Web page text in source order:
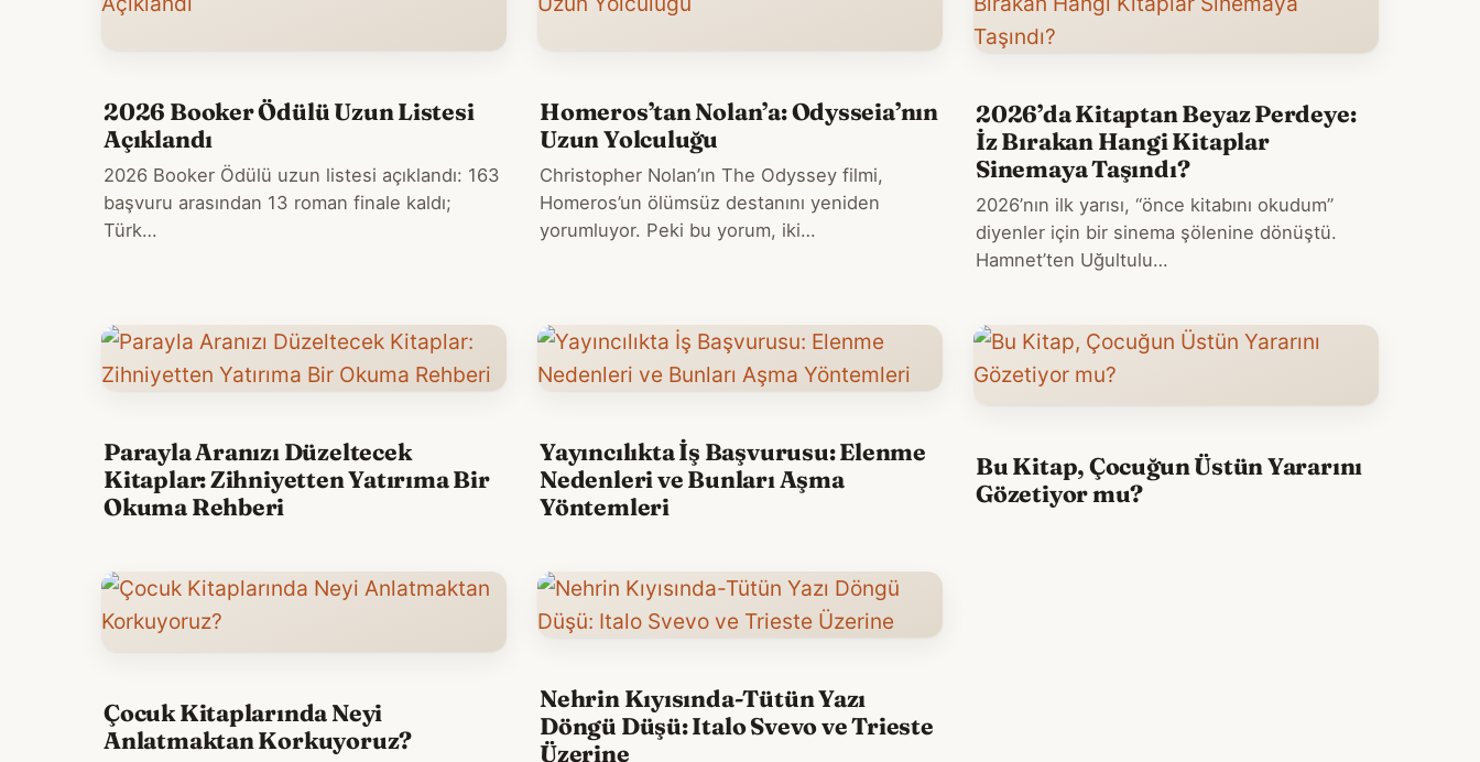
2026 Booker Ödülü Uzun Listesi
Açıklandı
2026 Booker Ödülü uzun listesi açıklandı: 163
başvuru arasından 13 roman finale kaldı;
Türk…
Homeros’tan Nolan’a: Odysseia’nın
Uzun Yolculuğu
Christopher Nolan’ın The Odyssey filmi,
Homeros’un ölümsüz destanını yeniden
yorumluyor. Peki bu yorum, iki…
2026’da Kitaptan Beyaz Perdeye:
İz Bırakan Hangi Kitaplar
Sinemaya Taşındı?
2026’nın ilk yarısı, “önce kitabını okudum”
diyenler için bir sinema şölenine dönüştü.
Hamnet’ten Uğultulu…
Parayla Aranızı Düzeltecek
Kitaplar: Zihniyetten Yatırıma Bir
Okuma Rehberi
Yayıncılıkta İş Başvurusu: Elenme
Nedenleri ve Bunları Aşma
Yöntemleri
Bu Kitap, Çocuğun Üstün Yararını
Gözetiyor mu?
Çocuk Kitaplarında Neyi
Anlatmaktan Korkuyoruz?
Nehrin Kıyısında-Tütün Yazı
Döngü Düşü: Italo Svevo ve Trieste
Üzerine